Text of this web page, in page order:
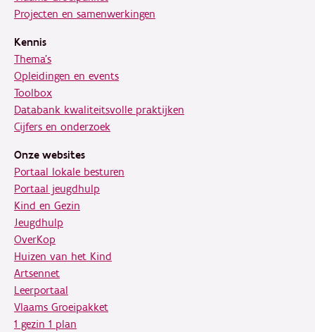
Projecten en samenwerkingen
Kennis
Thema's
Opleidingen en events
Toolbox
Databank kwaliteitsvolle praktijken
Cijfers en onderzoek
Onze websites
Portaal lokale besturen
Portaal jeugdhulp
Kind en Gezin
Jeugdhulp
OverKop
Huizen van het Kind
Artsennet
Leerportaal
Vlaams Groeipakket
1 gezin 1 plan